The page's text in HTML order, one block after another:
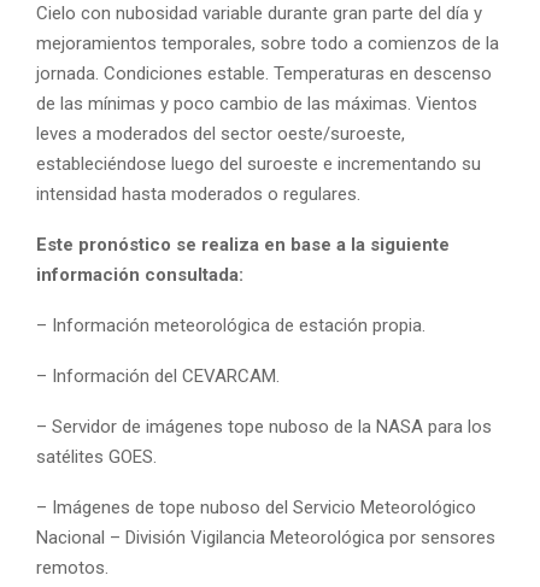
Cielo con nubosidad variable durante gran parte del día y
mejoramientos temporales, sobre todo a comienzos de la
jornada. Condiciones estable. Temperaturas en descenso
de las mínimas y poco cambio de las máximas. Vientos
leves a moderados del sector oeste/suroeste,
estableciéndose luego del suroeste e incrementando su
intensidad hasta moderados o regulares.
Este pronóstico se realiza en base a la siguiente
información consultada:
– Información meteorológica de estación propia.
– Información del CEVARCAM.
– Servidor de imágenes tope nuboso de la NASA para los
satélites GOES.
– Imágenes de tope nuboso del Servicio Meteorológico
Nacional – División Vigilancia Meteorológica por sensores
remotos.